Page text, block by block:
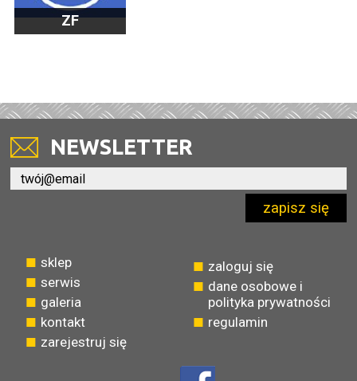
ZF
NEWSLETTER
zapisz się
sklep
serwis
galeria
kontakt
zarejestruj się
zaloguj się
dane osobowe i
polityka prywatności
regulamin